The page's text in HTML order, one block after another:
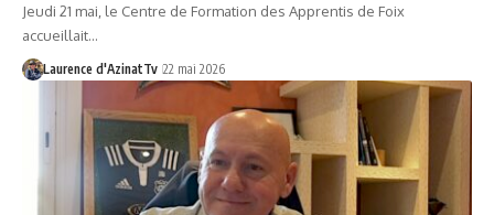
Jeudi 21 mai, le Centre de Formation des Apprentis de Foix
accueillait…
Laurence d'AzinatTv 22 mai 2026